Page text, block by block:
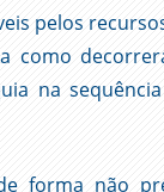
pelos
como
na
forma não